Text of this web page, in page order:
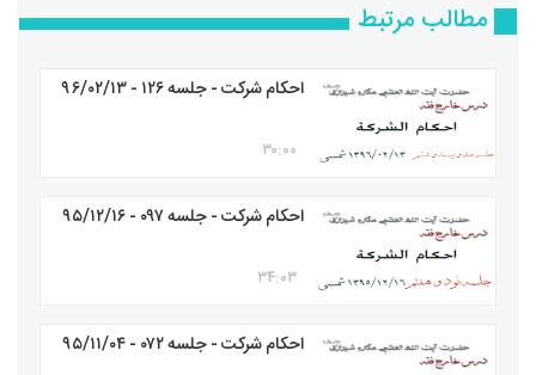
مطالب مرتبط
احکام شرکت - جلسه ۱۲۶ - ۹۶/۰۲/۱۳
۳۰:۰۰
احکام شرکت - جلسه ۰۹۷ - ۹۵/۱۲/۱۶
۳۴:۰۳
احکام شرکت - جلسه ۰۷۲ - ۹۵/۱۱/۰۴